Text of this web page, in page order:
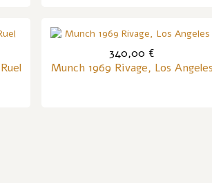
340,00 €
Munch 1969 Rivage, Los Angeles